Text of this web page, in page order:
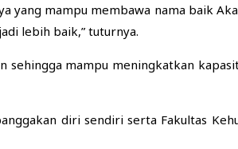
yang mampu membawa nama baik
lebih baik,” tuturnya.
mampu meningkatkan
diri sendiri serta Fakultas